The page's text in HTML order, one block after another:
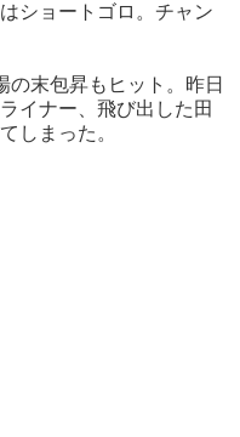
ショートゴロ。チャン
末包昇もヒット。昨日
イナー、飛び出した田
しまった。